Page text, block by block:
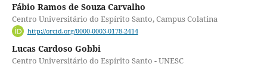
Fábio Ramos de Souza Carvalho
Centro Universitário do Espírito Santo, Campus Colatina
http://orcid.org/0000-0003-0178-2414
Lucas Cardoso Gobbi
Centro Universitário do Espírito Santo - UNESC